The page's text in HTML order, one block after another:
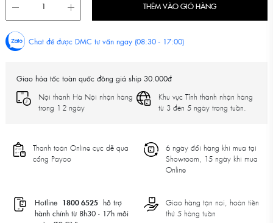
THÊM VÀO GIỎ HÀNG
Chat để được DMC tư vấn ngay (08:30 - 17:00)
Giao hỏa tốc toàn quốc đồng giá ship 30.000đ
Nội thành Hà Nội nhận hàng
trong 1-2 ngày
Khu vực Tỉnh thành nhận hàng
từ 3 đên 5 ngày trong tuần.
Thanh toán Online cực dễ qua
cổng Payoo
6 ngày đổi hàng khi mua tại
Showroom, 15 ngày khi mua
Online
Hotline 1800 6525 hỗ trợ
hành chính từ 8h30 - 17h mỗi
Giao hàng tận nơi, hoàn tiền
thứ 5 hàng tuần